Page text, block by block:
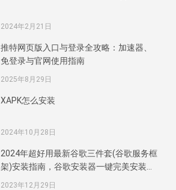
2024年2月21日
推特网页版入口与登录全攻略：加速器、
免登录与官网使用指南
2025年8月29日
XAPK怎么安装
2024年10月28日
2024年超好用最新谷歌三件套(谷歌服务框
架)安装指南，谷歌安装器一键完美安装谷
歌商店服务框架
2023年12月29日